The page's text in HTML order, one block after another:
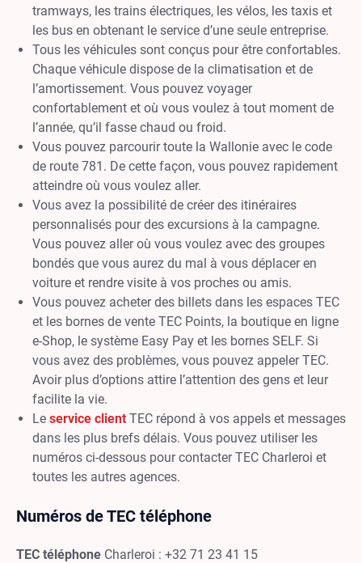
tramways, les trains électriques, les vélos, les taxis et
les bus en obtenant le service d’une seule entreprise.
Tous les véhicules sont conçus pour être confortables.
Chaque véhicule dispose de la climatisation et de
l’amortissement. Vous pouvez voyager
confortablement et où vous voulez à tout moment de
l’année, qu’il fasse chaud ou froid.
Vous pouvez parcourir toute la Wallonie avec le code
de route 781. De cette façon, vous pouvez rapidement
atteindre où vous voulez aller.
Vous avez la possibilité de créer des itinéraires
personnalisés pour des excursions à la campagne.
Vous pouvez aller où vous voulez avec des groupes
bondés que vous aurez du mal à vous déplacer en
voiture et rendre visite à vos proches ou amis.
Vous pouvez acheter des billets dans les espaces TEC
et les bornes de vente TEC Points, la boutique en ligne
e-Shop, le système Easy Pay et les bornes SELF. Si
vous avez des problèmes, vous pouvez appeler TEC.
Avoir plus d’options attire l’attention des gens et leur
facilite la vie.
Le service client TEC répond à vos appels et messages
dans les plus brefs délais. Vous pouvez utiliser les
numéros ci-dessous pour contacter TEC Charleroi et
toutes les autres agences.
Numéros de TEC téléphone
TEC téléphone Charleroi : +32 71 23 41 15